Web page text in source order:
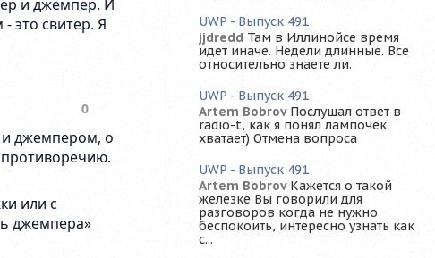
UWP - Выпуск 491
jjdredd Там в Иллинойсе время
идет иначе. Недели длинные. Все
относительно знаете ли.
UWP - Выпуск 491
Artem Bobrov Послушал ответ в
radio-t, как я понял лампочек
хватает) Отмена вопроса
UWP - Выпуск 491
Artem Bobrov Кажется о такой
железке Вы говорили для
разговоров когда не нужно
беспокоить, интересно узнать как
с...